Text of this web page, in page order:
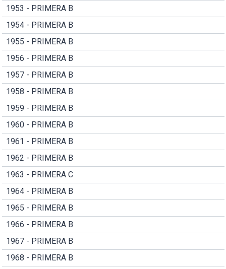
1953 - PRIMERA B
1954 - PRIMERA B
1955 - PRIMERA B
1956 - PRIMERA B
1957 - PRIMERA B
1958 - PRIMERA B
1959 - PRIMERA B
1960 - PRIMERA B
1961 - PRIMERA B
1962 - PRIMERA B
1963 - PRIMERA C
1964 - PRIMERA B
1965 - PRIMERA B
1966 - PRIMERA B
1967 - PRIMERA B
1968 - PRIMERA B